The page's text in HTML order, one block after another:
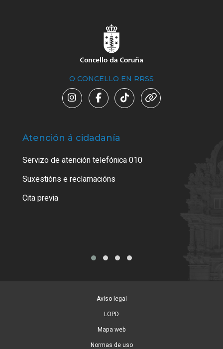
O CONCELLO EN RRSS
Atención á cidadanía
Servizo de atención telefónica 010
Suxestións e reclamacións
Cita previa
Aviso legal
LOPD
Mapa web
Normas de uso